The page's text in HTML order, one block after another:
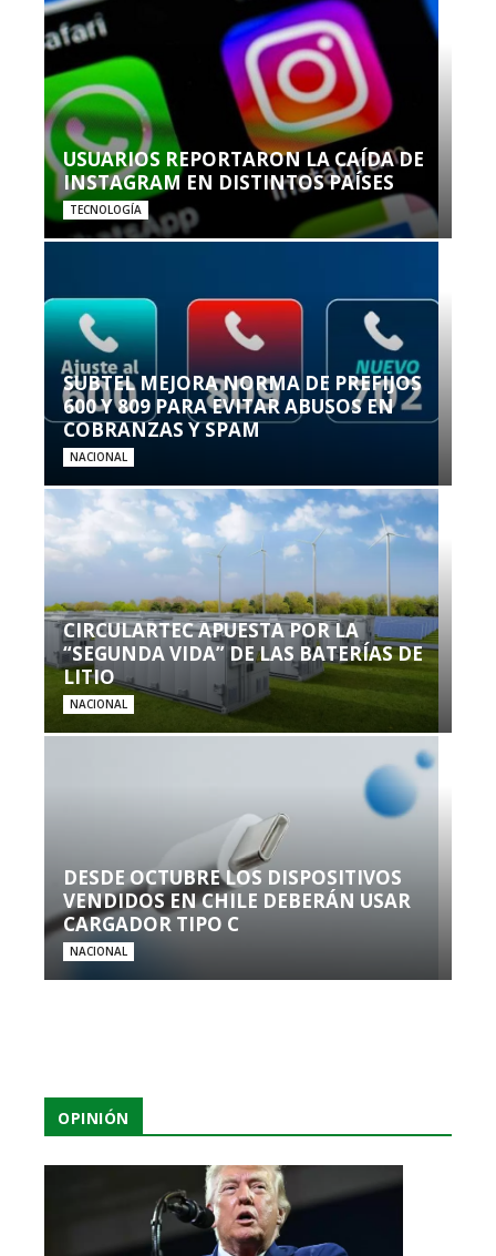
USUARIOS REPORTARON LA CAÍDA DE
INSTAGRAM EN DISTINTOS PAÍSES
TECNOLOGÍA
SUBTEL MEJORA NORMA DE PREFIJOS
600 Y 809 PARA EVITAR ABUSOS EN
COBRANZAS Y SPAM
NACIONAL
CIRCULARTEC APUESTA POR LA
“SEGUNDA VIDA” DE LAS BATERÍAS DE
LITIO
NACIONAL
DESDE OCTUBRE LOS DISPOSITIVOS
VENDIDOS EN CHILE DEBERÁN USAR
CARGADOR TIPO C
NACIONAL
OPINIÓN